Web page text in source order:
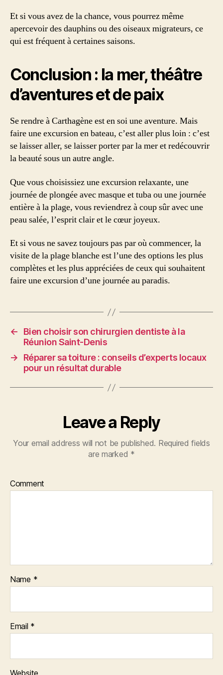
Et si vous avez de la chance, vous pourrez même
apercevoir des dauphins ou des oiseaux migrateurs, ce
qui est fréquent à certaines saisons.
Conclusion : la mer, théâtre
d’aventures et de paix
Se rendre à Carthagène est en soi une aventure. Mais
faire une excursion en bateau, c’est aller plus loin : c’est
se laisser aller, se laisser porter par la mer et redécouvrir
la beauté sous un autre angle.
Que vous choisissiez une excursion relaxante, une
journée de plongée avec masque et tuba ou une journée
entière à la plage, vous reviendrez à coup sûr avec une
peau salée, l’esprit clair et le cœur joyeux.
Et si vous ne savez toujours pas par où commencer, la
visite de la plage blanche est l’une des options les plus
complètes et les plus appréciées de ceux qui souhaitent
faire une excursion d’une journée au paradis.
←
Bien choisir son chirurgien dentiste à la
Réunion Saint-Denis
→
Réparer sa toiture : conseils d’experts locaux
pour un résultat durable
Leave a Reply
Your email address will not be published. Required fields
are marked *
Comment
Name *
Email *